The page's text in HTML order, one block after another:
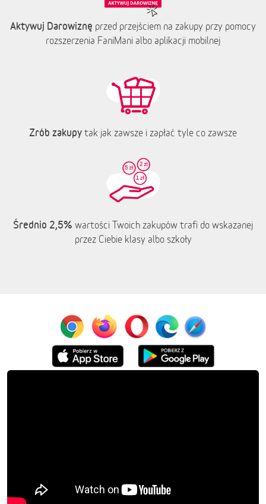
Aktywuj Darowiznę przed przejściem na zakupy przy pomocy
rozszerzenia FaniMani albo aplikacji mobilnej
Zrób zakupy tak jak zawsze i zapłać tyle co zawsze
Średnio 2,5% wartości Twoich zakupów trafi do wskazanej
przez Ciebie klasy albo szkoły